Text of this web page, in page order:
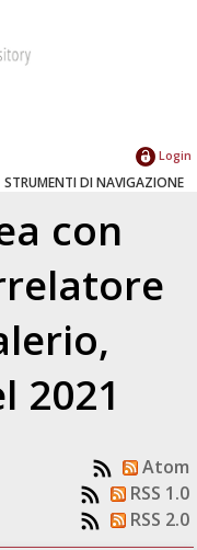
Login
STRUMENTI DI NAVIGAZIONE
con
,
2021
Atom
RSS 1.0
RSS 2.0